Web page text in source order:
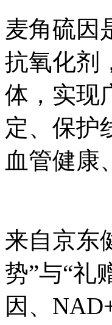
麦角硫因
抗氧化剂
体，实现
定、保护
血管健康
来自京东
势”与“礼
因、